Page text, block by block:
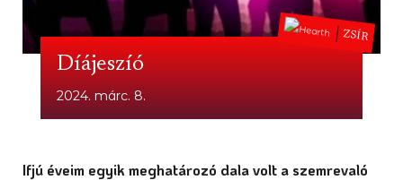
ZSÍR
Díájeszíó
2024. márc. 8.
Ifjú éveim egyik meghatározó dala volt a szemrevaló